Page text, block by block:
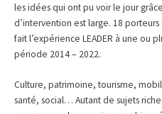
les idées qui ont pu voir le jour
d’intervention est large. 18
fait l’expérience LEADER à une ou
période 2014 – 2022.
Culture, patrimoine, tourisme,
santé, social… Autant de sujets